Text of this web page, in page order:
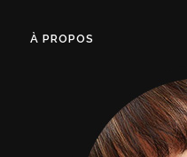
À PROPOS